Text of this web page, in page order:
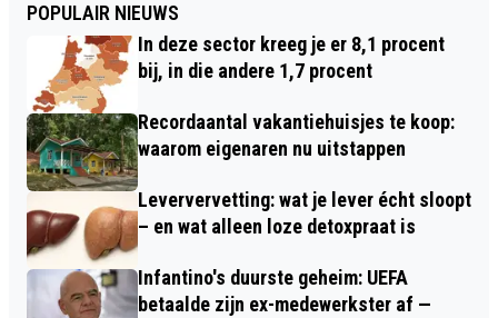
POPULAIR NIEUWS
In deze sector kreeg je er 8,1 procent
bij, in die andere 1,7 procent
Recordaantal vakantiehuisjes te koop:
waarom eigenaren nu uitstappen
Leververvetting: wat je lever écht sloopt
– en wat alleen loze detoxpraat is
Infantino's duurste geheim: UEFA
betaalde zijn ex-medewerkster af —